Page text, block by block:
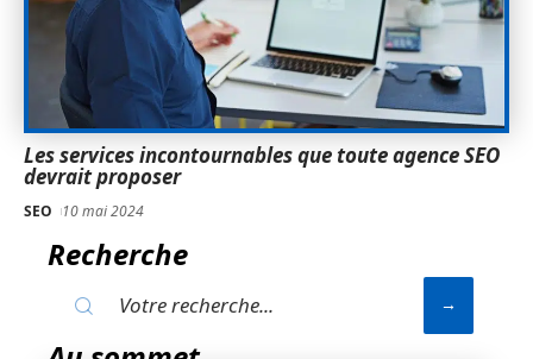
Les services incontournables que toute agence SEO
devrait proposer
SEO 10 mai 2024
Recherche